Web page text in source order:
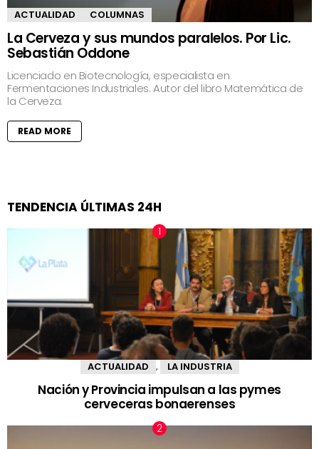
ACTUALIDAD COLUMNAS
La Cerveza y sus mundos paralelos. Por Lic.
Sebastián Oddone
Licenciado en Biotecnología, especialista en
Fermentaciones Industriales. Autor del libro Matemática de
la Cerveza.
READ MORE
TENDENCIA ÚLTIMAS 24H
ACTUALIDAD LA INDUSTRIA
Nación y Provincia impulsan a las pymes
cerveceras bonaerenses